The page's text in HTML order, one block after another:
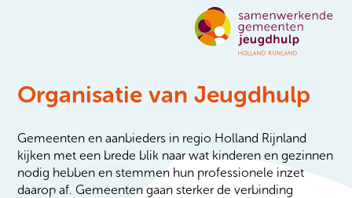
Organisatie van Jeugdhulp
Gemeenten en aanbieders in regio Holland Rijnland
kijken met een brede blik naar wat kinderen en gezinnen
nodig hebben en stemmen hun professionele inzet
daarop af. Gemeenten gaan sterker de verbinding